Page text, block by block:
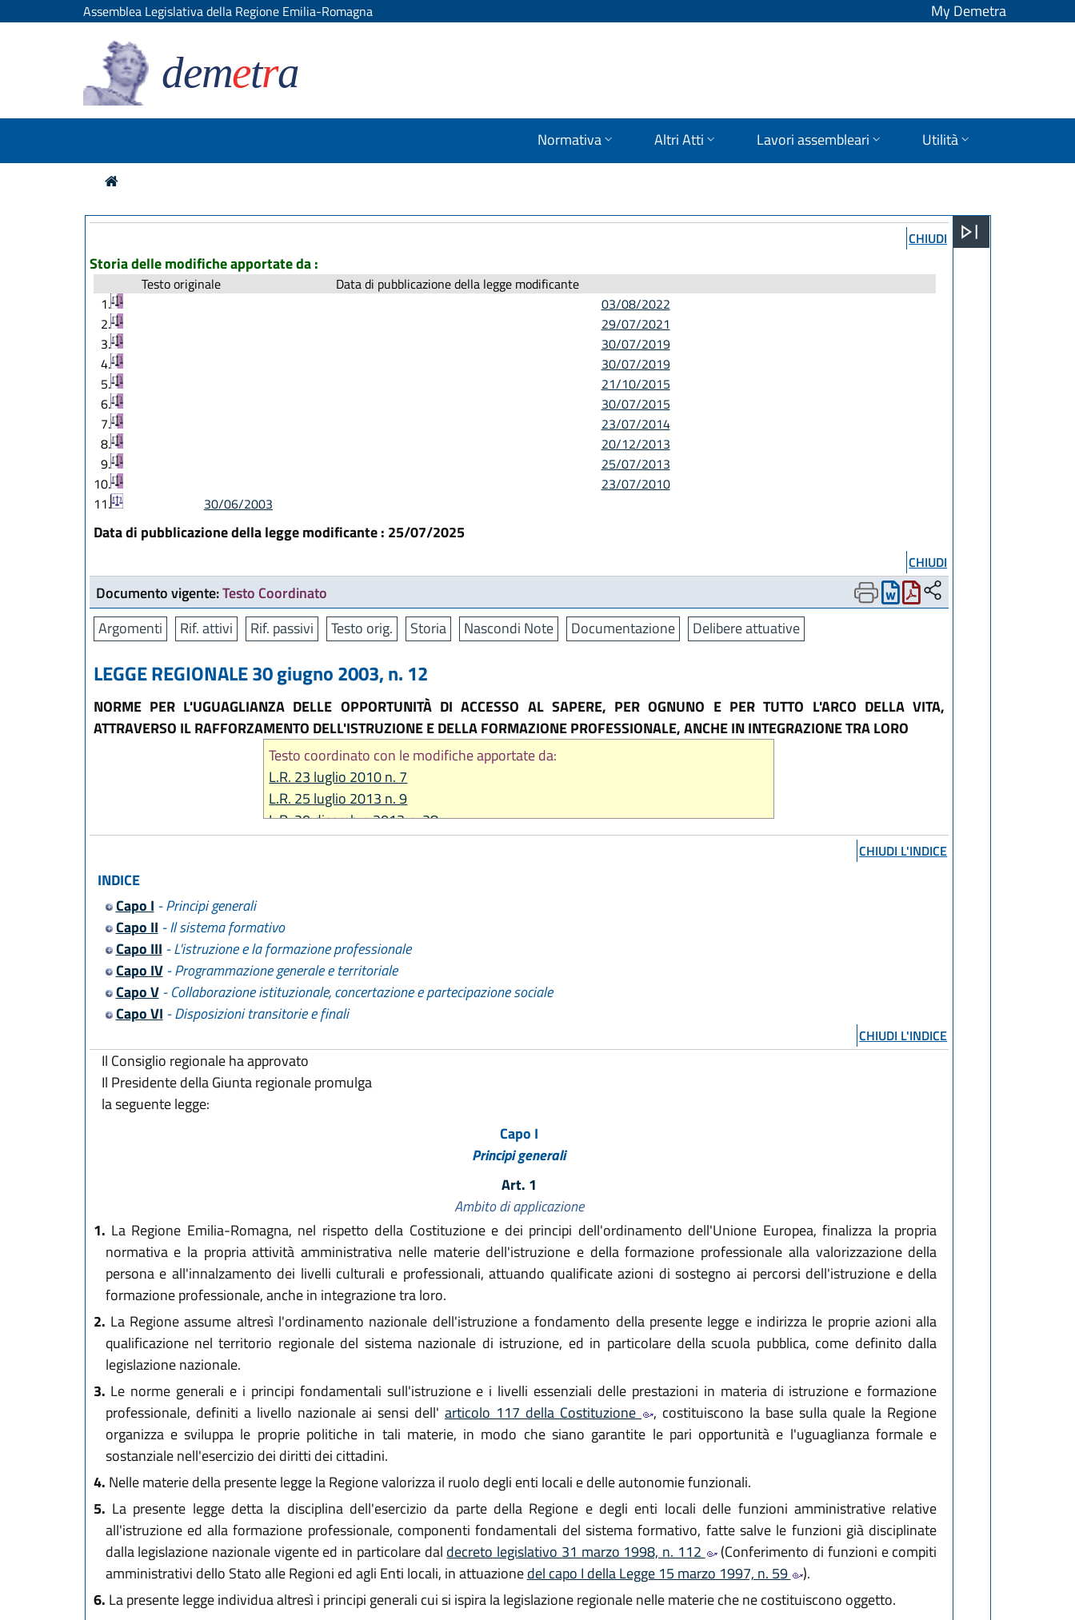
Assemblea Legislativa della Regione Emilia-Romagna My Demetra
demetra
Normativa Altri Atti Lavori assembleari Utilità
CHIUDI
Storia delle modifiche apportate da :
Testo originale
Data di pubblicazione della legge modificante
1.
03/08/2022
2.
29/07/2021
3.
30/07/2019
4.
30/07/2019
5.
21/10/2015
6.
30/07/2015
7.
23/07/2014
8.
20/12/2013
9.
25/07/2013
10.
23/07/2010
11.
30/06/2003
Data di pubblicazione della legge modificante : 25/07/2025
CHIUDI
Documento vigente:Testo Coordinato
Argomenti
Rif. attivi Rif. passivi Testo orig. Storia Nascondi Note Documentazione Delibere attuative
LEGGE REGIONALE 30 giugno 2003, n. 12
NORME PER L'UGUAGLIANZA DELLE OPPORTUNITÀ DI ACCESSO AL SAPERE, PER OGNUNO E PER TUTTO L'ARCO DELLA VITA,
ATTRAVERSO IL RAFFORZAMENTO DELL'ISTRUZIONE E DELLA FORMAZIONE PROFESSIONALE, ANCHE IN INTEGRAZIONE TRA LORO
Testo coordinato con le modifiche apportate da:
L.R. 23 luglio 2010 n. 7
L.R. 25 luglio 2013 n. 9
L.R. 20 dicembre 2013 n. 28
L.R. 23 luglio 2014 n. 20
L.R. 30 luglio 2019, n. 13
L.R. 1 agosto 2019, n. 17
L.R. 29 luglio 2021, n. 8
L.R. 3 agosto 2022, n. 11
L.R. 25 luglio 2025, n. 9
CHIUDI L'INDICE
INDICE
Capo I - Principi generali
Capo II - Il sistema formativo
Capo III - L'istruzione e la formazione professionale
Capo IV- Programmazione generale e territoriale
Capo V- Collaborazione istituzionale, concertazione e partecipazione sociale
Capo VI - Disposizioni transitorie e finali
CHIUDI L'INDICE
Il Consiglio regionale ha approvato
Il Presidente della Giunta regionale promulga
la seguente legge:
Capo I
Principi generali
Art. 1
Ambito di applicazione
1. La Regione Emilia-Romagna, nel rispetto della Costituzione e dei principi dell'ordinamento dell'Unione Europea, finalizza la propria
normativa e la propria attività amministrativa nelle materie dell'istruzione e della formazione professionale alla valorizzazione della
persona e all'innalzamento dei livelli culturali e professionali, attuando qualificate azioni di sostegno ai percorsi dell'istruzione e della
formazione professionale, anche in integrazione tra loro.
2. La Regione assume altresì l'ordinamento nazionale dell'istruzione a fondamento della presente legge e indirizza le proprie azioni alla
qualificazione nel territorio regionale del sistema nazionale di istruzione, ed in particolare della scuola pubblica, come definito dalla
legislazione nazionale.
3. Le norme generali e i principi fondamentali sull'istruzione e i livelli essenziali delle prestazioni in materia di istruzione e formazione
professionale, definiti a livello nazionale ai sensi dell' articolo 117 della Costituzione
, costituiscono la base sulla quale la Regione
organizza e sviluppa le proprie politiche in tali materie, in modo che siano garantite le pari opportunità e l'uguaglianza formale e
sostanziale nell'esercizio dei diritti dei cittadini.
4. Nelle materie della presente legge la Regione valorizza il ruolo degli enti locali e delle autonomie funzionali.
5. La presente legge detta la disciplina dell'esercizio da parte della Regione e degli enti locali delle funzioni amministrative relative
all'istruzione ed alla formazione professionale, componenti fondamentali del sistema formativo, fatte salve le funzioni già disciplinate
dalla legislazione nazionale vigente ed in particolare dal decreto legislativo 31 marzo 1998, n. 112
(Conferimento di funzioni e compiti
amministrativi dello Stato alle Regioni ed agli Enti locali, in attuazionedel capo I della Legge 15 marzo 1997, n. 59
).
6. La presente legge individua altresì i principi generali cui si ispira la legislazione regionale nelle materie che ne costituiscono oggetto.